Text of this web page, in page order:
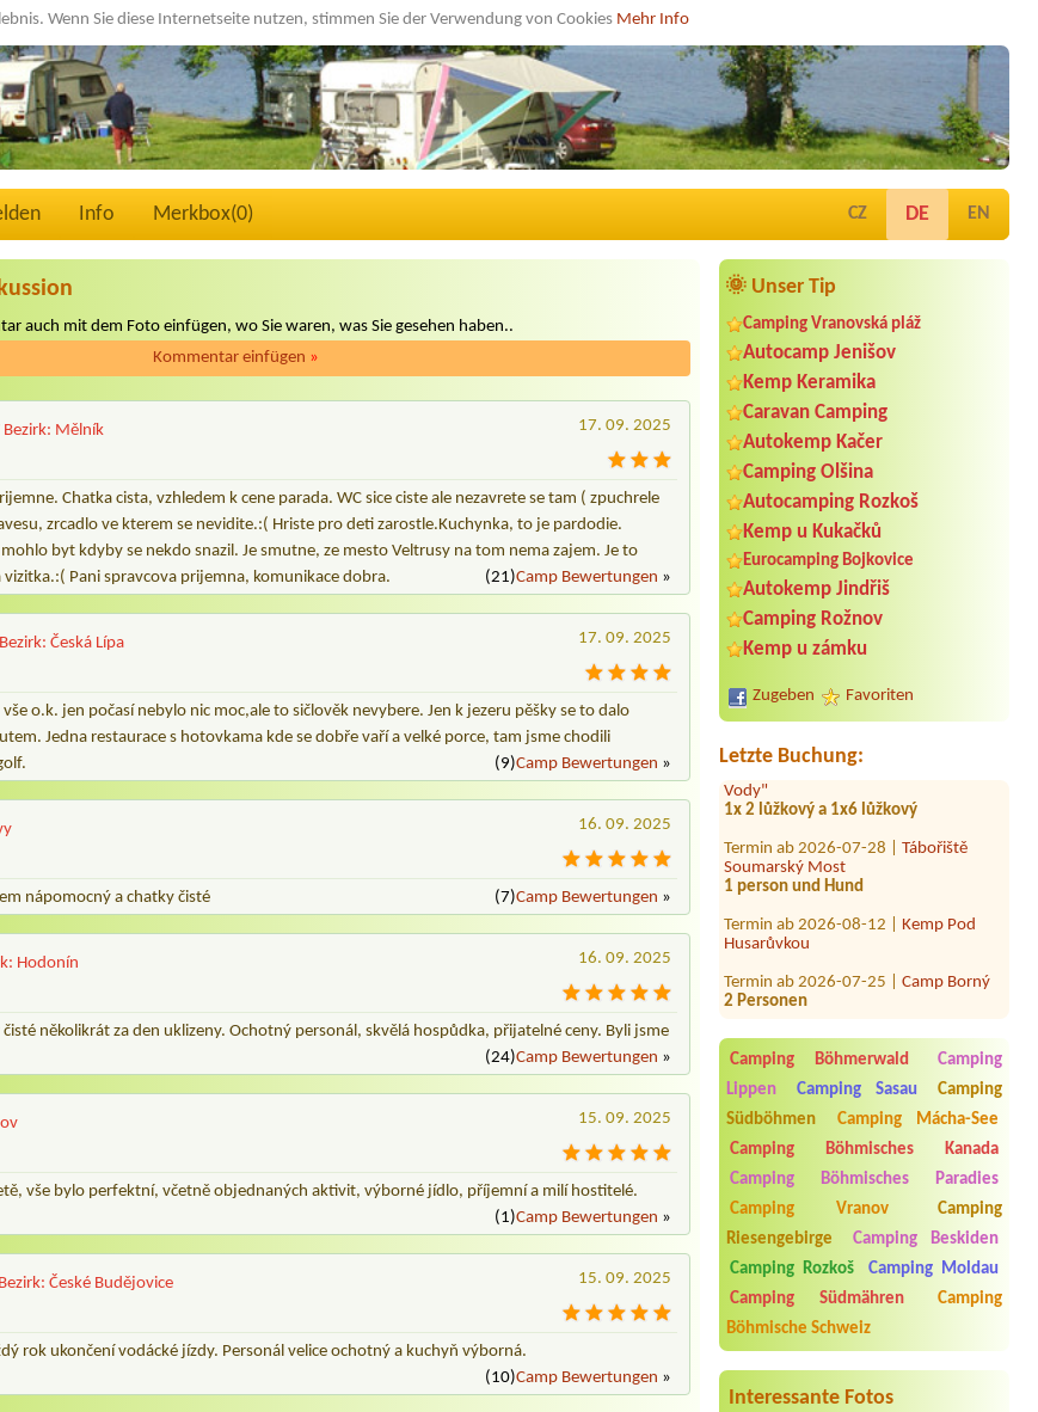
Wenn Sie diese Internetseite nutzen, stimmen Sie der Verwendung von Cookies Mehr Info
Info Merkbox(0) CZ DE EN
🌞 Unser Tip
Camping Vranovská pláž
Autocamp Jenišov
Kemp Keramika
Caravan Camping
Autokemp Kačer
Camping Olšina
Autocamping Rozkoš
Kemp u Kukačků
Eurocamping Bojkovice
Autokemp Jindřiš
Camping Rožnov
Kemp u zámku
Zugeben Favoriten
Letzte Buchung:
Termin ab 2026-09-24 |
1Stellplatz für einen
Camper(kl.Bus)mit Elektrizität
Vody"
1x 2 lůžkový a 1x6 lůžkový
Termin ab 2026-07-28 |Tábořiště
Soumarský Most
1 person und Hund
Termin ab 2026-08-12 |
Husarůvkou
Termin ab 2026-07-25 |
2 Personen
Termin ab 2026-08-02 |
1 místo , 1dospělý a jedno dítě 1
místo u vody, Ford Transit a stan,
elektrická přípojka
Termin ab 2026-08-12 |Camping
Olšina - Lipno
1xStellplatz für 2 Personen mit
Stromanschluss
Termin ab 2026-08-28 |
EUROCAMP
BARBORA
Termin ab 2026-08-12 |Eurocamp
Běšiny
auto
Termin ab 2026-08-14 |Tábořište u
Písečáků
Camping Böhmerwald
Camping
Lippen
Camping Sasau
Camping
Südböhmen
Camping Mácha-See
Camping Böhmisches Kanada
Camping Böhmisches Paradies
Camping Vranov
Camping
Riesengebirge
Camping Beskiden
Camping Rozkoš
Camping Moldau
Camping Südmähren
Camping
Böhmische Schweiz
Interessante Fotos
auch mit dem Foto einfügen, wo Sie waren, was Sie gesehen haben..
Kommentar einfügen »
Bezirk: Mělník
17. 09. 2025
Chatka cista, vzhledem k cene parada. WC sice ciste ale nezavrete se tam ( zpuchrele
zrcadlo ve kterem se nevidite.:( Hriste pro deti zarostle.Kuchynka, to je pardodie.
byt kdyby se nekdo snazil. Je smutne, ze mesto Veltrusy na tom nema zajem. Je to
Pani spravcova prijemna, komunikace dobra.
(21)Camp Bewertungen »
Bezirk: Česká Lípa
17. 09. 2025
o.k. jen počasí nebylo nic moc,ale to sičlověk nevybere. Jen k jezeru pěšky se to dalo
Jedna restaurace s hotovkama kde se dobře vaří a velké porce, tam jsme chodili
(9)Camp Bewertungen »
16. 09. 2025
nápomocný a chatky čisté (7)Camp Bewertungen »
Hodonín
16. 09. 2025
několikrát za den uklizeny. Ochotný personál, skvělá hospůdka, přijatelné ceny. Byli jsme
(24)Camp Bewertungen »
15. 09. 2025
vše bylo perfektní, včetně objednaných aktivit, výborné jídlo, příjemní a milí hostitelé.
(1)Camp Bewertungen »
Bezirk: České Budějovice
15. 09. 2025
rok ukončení vodácké jízdy. Personál velice ochotný a kuchyň výborná.
(10)Camp Bewertungen »